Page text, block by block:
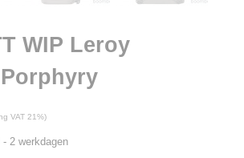
WIP Leroy
VAT 21%)
2 werkdagen